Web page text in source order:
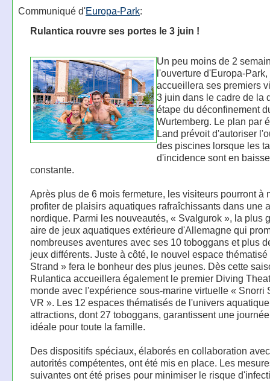
Communiqué d'Europa-Park:
Rulantica rouvre ses portes le 3 juin !
Un peu moins de 2
l'ouverture d'Europa-
accueillera ses premiers
3 juin dans le cadre de la
étape du déconfinement
Wurtemberg. Le plan par
Land prévoit d'autoriser
des piscines lorsque les
d'incidence sont en baisse
constante.
Après plus de 6 mois fermeture, les visiteurs pourront à
profiter de plaisirs aquatiques rafraîchissants dans une
nordique. Parmi les nouveautés, « Svalgurok », la plus
aire de jeux aquatiques extérieure d'Allemagne qui
nombreuses aventures avec ses 10 toboggans et plus
jeux différents. Juste à côté, le nouvel espace
Strand » fera le bonheur des plus jeunes. Dès cette
Rulantica accueillera également le premier Diving
monde avec l'expérience sous-marine virtuelle « Snorri
VR ». Les 12 espaces thématisés de l'univers
attractions, dont 27 toboggans, garantissent une
idéale pour toute la famille.
Des dispositifs spéciaux, élaborés en collaboration
autorités compétentes, ont été mis en place. Les
suivantes ont été prises pour minimiser le risque